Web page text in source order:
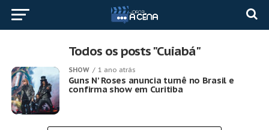
Todos os posts "Cuiabá"
SHOW 1 ano atrás
Guns N’ Roses anuncia turnê no Brasil e
confirma show em Curitiba